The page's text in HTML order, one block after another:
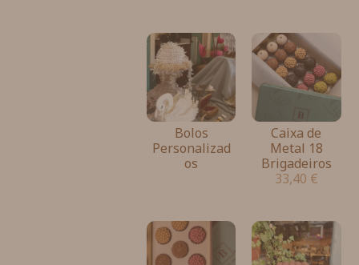
Bolos
Personalizad
os
Caixa de
Metal 18
Brigadeiros
33,40 €